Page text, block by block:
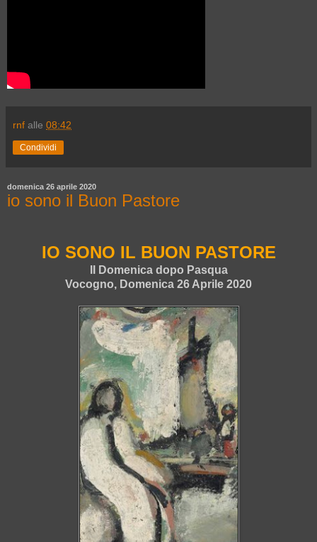
rnf alle 08:42
Condividi
domenica 26 aprile 2020
io sono il Buon Pastore
IO SONO IL BUON PASTORE
II Domenica dopo Pasqua
Vocogno, Domenica 26 Aprile 2020